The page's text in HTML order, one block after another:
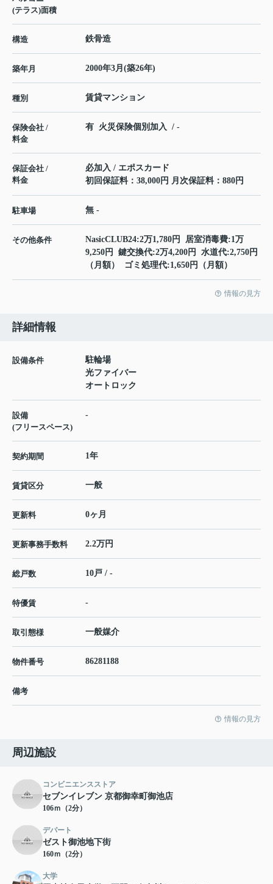
(テラス)面積
構造 鉄骨造
築年月 2000年3月(築26年)
種別 賃貸マンション
保険会社 /
料金
有 火災保険個別加入 / -
保証会社 /
料金
必加入 / エポスカード
初回保証料：38,000円 月次保証料：880円
駐車場 無 -
その他条件
NasicCLUB24:2万1,780円 居室消毒費:1万
9,250円 鍵交換代:2万4,200円 水道代:2,750円
（月額） ゴミ処理代:1,650円（月額）
情報の見方
詳細情報
設備条件
駐輪場
光ファイバー
オートロック
設備
(フリースペース)
-
契約期間 1年
賃貸区分 一般
更新料 0ヶ月
更新事務手数料 2.2万円
総戸数 10戸 / -
特優賃 -
取引態様 一般媒介
物件番号 86281188
備考
情報の見方
周辺施設
コンビニエンスストア
セブンイレブン 京都御幸町御池店
106ｍ（2分）
デパート
ゼスト御池地下街
160ｍ（2分）
大学